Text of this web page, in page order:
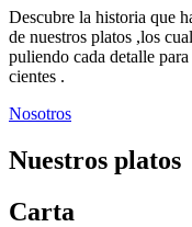
Descubre la historia que
de nuestros platos ,los
puliendo cada detalle
cientes .
Nosotros
Nuestros platos
Carta